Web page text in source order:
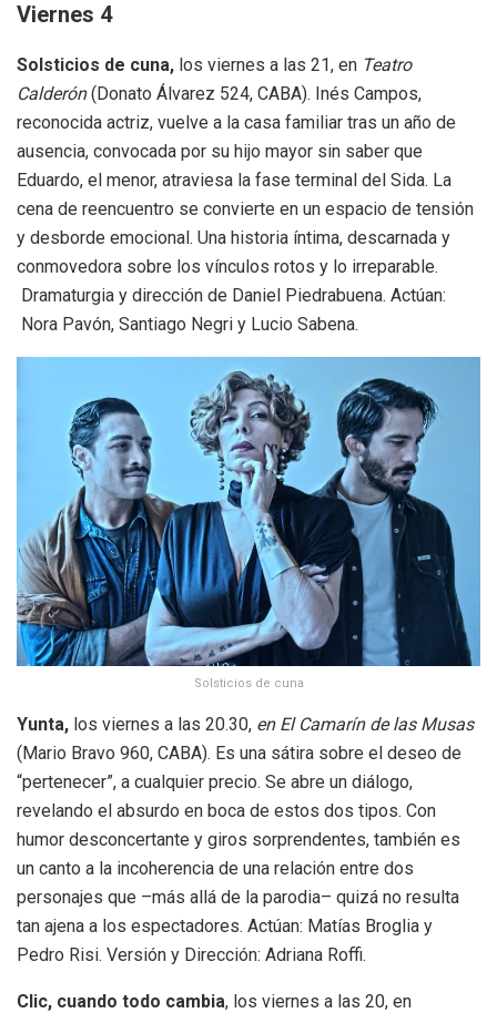
Viernes 4
Solsticios de cuna, los viernes a las 21, en Teatro
Calderón(Donato Álvarez 524, CABA). Inés Campos,
reconocida actriz, vuelve a la casa familiar tras un año de
ausencia, convocada por su hijo mayor sin saber que
Eduardo, el menor, atraviesa la fase terminal del Sida. La
cena de reencuentro se convierte en un espacio de tensión
y desborde emocional. Una historia íntima, descarnada y
conmovedora sobre los vínculos rotos y lo irreparable.
Dramaturgia y dirección de Daniel Piedrabuena. Actúan:
Nora Pavón, Santiago Negri y Lucio Sabena.
Solsticios de cuna
Yunta, los viernes a las 20.30, en El Camarín de las Musas
(Mario Bravo 960, CABA). Es una sátira sobre el deseo de
“pertenecer”, a cualquier precio. Se abre un diálogo,
revelando el absurdo en boca de estos dos tipos. Con
humor desconcertante y giros sorprendentes, también es
un canto a la incoherencia de una relación entre dos
personajes que –más allá de la parodia– quizá no resulta
tan ajena a los espectadores. Actúan: Matías Broglia y
Pedro Risi. Versión y Dirección: Adriana Roffi.
Clic, cuando todo cambia, los viernes a las 20, en